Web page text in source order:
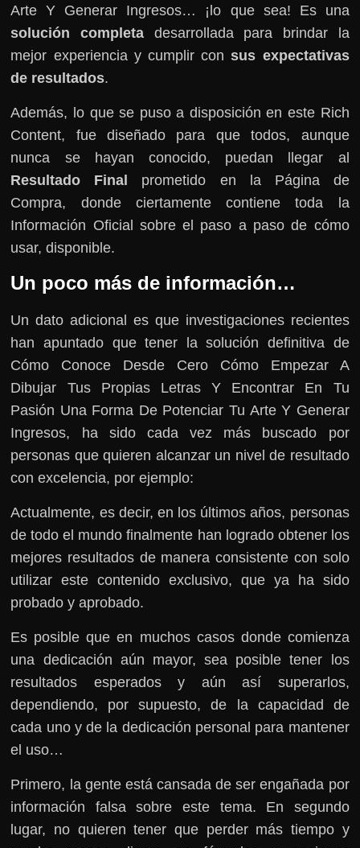
Arte Y Generar Ingresos… ¡lo que sea! Es una
solución completa desarrollada para brindar la
mejor experiencia y cumplir consus expectativas
de resultados.
Además, lo que se puso a disposición en este Rich
Content, fue diseñado para que todos, aunque
nunca se hayan conocido, puedan llegar al
Resultado Final
prometido en la Página de
Compra, donde ciertamente contiene toda la
Información Oficial sobre el paso a paso de cómo
usar, disponible.
Un poco más de información…
Un dato adicional es que investigaciones recientes
han apuntado que tener la solución definitiva de
Cómo Conoce Desde Cero Cómo Empezar A
Dibujar Tus Propias Letras Y Encontrar En Tu
Pasión Una Forma De Potenciar Tu Arte Y Generar
Ingresos, ha sido cada vez más buscado por
personas que quieren alcanzar un nivel de resultado
con excelencia, por ejemplo:
Actualmente, es decir, en los últimos años, personas
de todo el mundo finalmente han logrado obtener los
mejores resultados de manera consistente con solo
utilizar este contenido exclusivo, que ya ha sido
probado y aprobado.
Es posible que en muchos casos donde comienza
una dedicación aún mayor, sea posible tener los
resultados esperados y aún así superarlos,
dependiendo, por supuesto, de la capacidad de
cada uno y de la dedicación personal para mantener
el uso…
Primero, la gente está cansada de ser engañada por
información falsa sobre este tema. En segundo
lugar, no quieren tener que perder más tiempo y